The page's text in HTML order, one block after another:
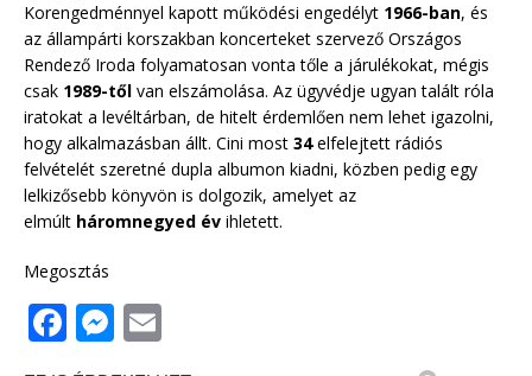
Korengedménnyel kapott működési engedélyt 1966-ban, és
az állampárti korszakban koncerteket szervező Országos
Rendező Iroda folyamatosan vonta tőle a járulékokat, mégis
csak 1989-től van elszámolása. Az ügyvédje ugyan talált róla
iratokat a levéltárban, de hitelt érdemlően nem lehet igazolni,
hogy alkalmazásban állt. Cini most 34elfelejtett rádiós
felvételét szeretné dupla albumon kiadni, közben pedig egy
lelkizősebb könyvön is dolgozik, amelyet az
elmúlt háromnegyed év ihletett.
Megosztás
F
a
M